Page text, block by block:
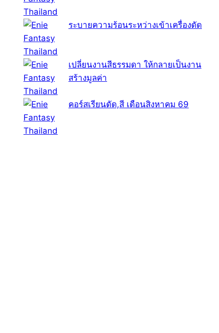
ระบายความร้อนระหว่างเข้าเครื่องดัด
เปลี่ยนงานสีธรรมดา ให้กลายเป็นงาน
สร้างมูลค่า
คอร์สเรียนดัด,สี เดือนสิงหาคม 69